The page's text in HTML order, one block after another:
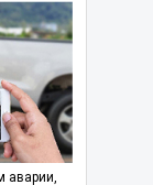
аварии,